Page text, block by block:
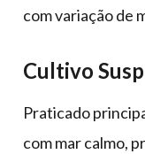
com variação de
Cultivo
Praticado
com mar calmo,